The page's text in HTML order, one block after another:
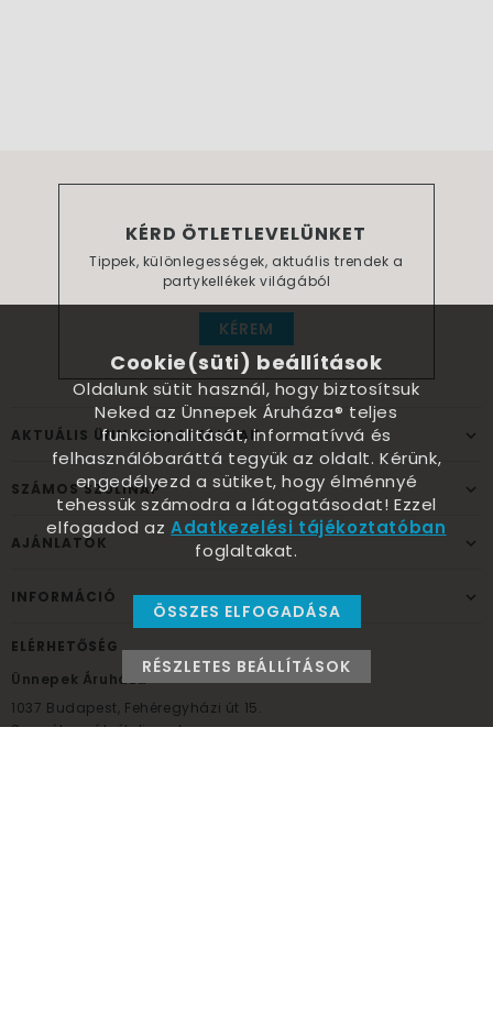
KÉRD ÖTLETLEVELÜNKET
Tippek, különlegességek, aktuális trendek a
partykellékek világából
KÉREM
AKTUÁLIS ÜNNEPEK, ALKALMAK
SZÁMOS SZÜLINAP
AJÁNLATOK
INFORMÁCIÓ
ELÉRHETŐSÉG
Ünnepek Áruháza
1037 Budapest, Fehéregyházi út 15.
Személyes átvételi pont
Cookie(süti) beállítások
Oldalunk sütit használ, hogy biztosítsuk
Neked az Ünnepek Áruháza® teljes
funkcionalitását, informatívvá és
felhasználóbaráttá tegyük az oldalt. Kérünk,
engedélyezd a sütiket, hogy élménnyé
tehessük számodra a látogatásodat! Ezzel
elfogadod azAdatkezelési tájékoztatóban
foglaltakat.
ÖSSZES ELFOGADÁSA
RÉSZLETES BEÁLLÍTÁSOK